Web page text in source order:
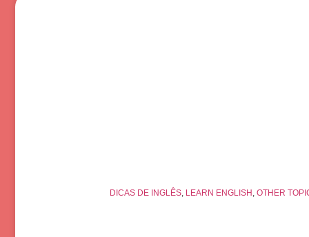
DICAS DE INGLÊS, LEARN ENGLISH , OTHER